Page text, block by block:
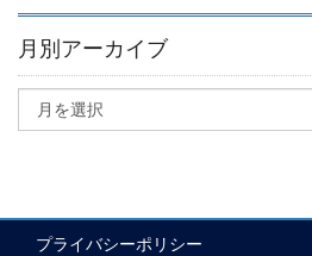
月別アーカイブ
プライバシーポリシー